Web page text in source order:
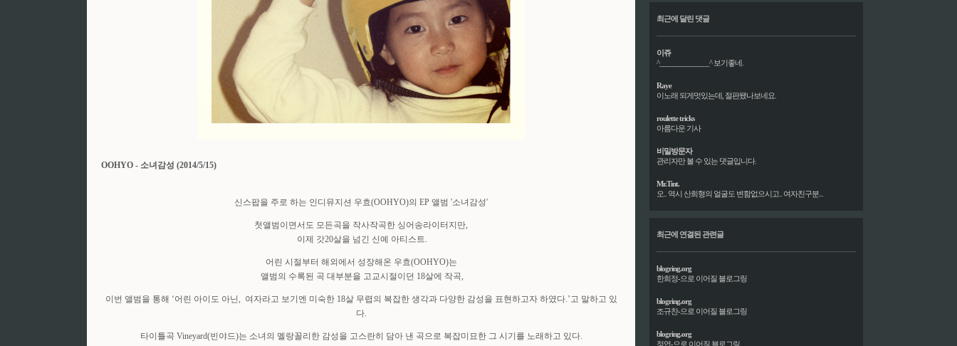
OOHYO - 소녀감성 (2014/5/15)
신스팝을 주로 하는 인디뮤지션 우효(OOHYO)의 EP 앨범 '소녀감성'
첫앨범이면서도 모든곡을 작사작곡한 싱어송라이터지만,
이제 갓20살을 넘긴 신예 아티스트.
어린 시절부터 해외에서 성장해온 우효(OOHYO)는
앨범의 수록된 곡 대부분을 고교시절이던 18살에 작곡,
이번 앨범을 통해 ‘어린 아이도 아닌, 여자라고 보기엔 미숙한 18살 무렵의 복잡한 생각과 다양한 감성을 표현하고자 하였다.’고 말하고 있
다.
타이틀곡 Vineyard(빈야드)는 소녀의 멜랑꼴리한 감성을 고스란히 담아 낸 곡으로 복잡미묘한 그 시기를 노래하고 있다.
최근에 달린 댓글
이쥬
^______________^ 보기좋네.
Raye
이노래 되게멋있는데, 절판됐나보네요.
roulette tricks
아름다운 기사
비밀방문자
관리자만 볼 수 있는 댓글입니다.
Mr.Tint.
오.. 역시 산희형의 얼굴도 변함없으시고.. 여자친구분...
최근에 연결된 관련글
blogring.org
한희정-으로 이어질 블로그링
blogring.org
조규찬-으로 이어질 블로그링
blogring.org
정엽-으로 이어질 블로그링